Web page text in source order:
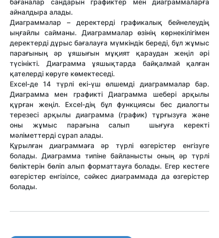
бағаналар сандарын графиктер мен диаграммаларға
айналдыра алады.
Диаграммалар – деректерді графикалық бейнелеудің
ыңғайлы сайманы. Диаграммалар өзінің көрнекілігімен
деректерді дұрыс бағалауға мүмкіндік береді, бұл жұмыс
парағының әр ұяшығын мұқият қараудан жеңіл әрі
түсінікті. Диаграмма ұяшықтарда байқалмай қалған
қателерді көруге көмектеседі.
Excel-де 14 түрлі екі-үш өлшемді диаграммалар бар.
Диаграмма мен графикті Диаграмма шебері арқылы
құрған жеңіл. Excel-дің бұл функциясы бес диалогты
терезесі арқылы диаграмма (график) тұрғызуға және
оны жұмыс парағына салып шығуға керекті
мәліметтерді сұрап алады.
Құрылған диаграммаға әр түрлі өзгерістер енгізуге
болады. Диаграмма типіне байланысты оның әр түрлі
бөліктерін бөліп алып форматтауға болады. Егер кестеге
өзгерістер енгізілсе, сәйкес диаграммада да өзгерістер
болады.